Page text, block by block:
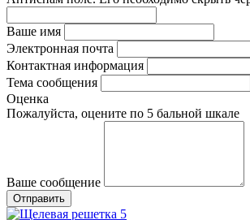
Ваше имя
Электронная почта
Контактная информация
Тема сообщения
Оценка
Пожалуйста, оцените по 5 бальной шкале
Ваше сообщение